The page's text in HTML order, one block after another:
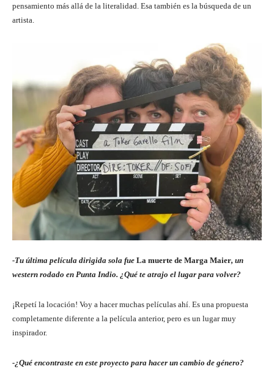
pensamiento más allá de la literalidad. Esa también es la búsqueda de un
artista.
-Tu última película dirigida sola fue La muerte de Marga Maier, un
western rodado en Punta Indio. ¿Qué te atrajo el lugar para volver?
¡Repetí la locación! Voy a hacer muchas películas ahí. Es una propuesta
completamente diferente a la película anterior, pero es un lugar muy
inspirador.
-¿Qué encontraste en este proyecto para hacer un cambio de género?